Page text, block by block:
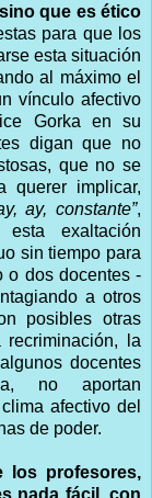
que es ético
para que los
esta situación
al máximo el
vínculo afectivo
Gorka en su
digan que no
que no se
querer implicar,
ay, constante”,
exaltación
sin tiempo para
o dos docentes -
a otros
posibles otras
la
docentes
no aportan
afectivo del
de poder.
los profesores,
nada fácil
con